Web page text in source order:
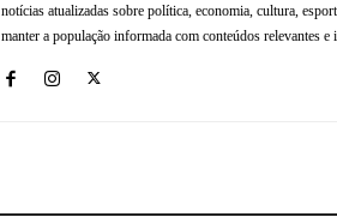
notícias atualizadas sobre política, economia, cultura,
manter a população informada com conteúdos relevantes